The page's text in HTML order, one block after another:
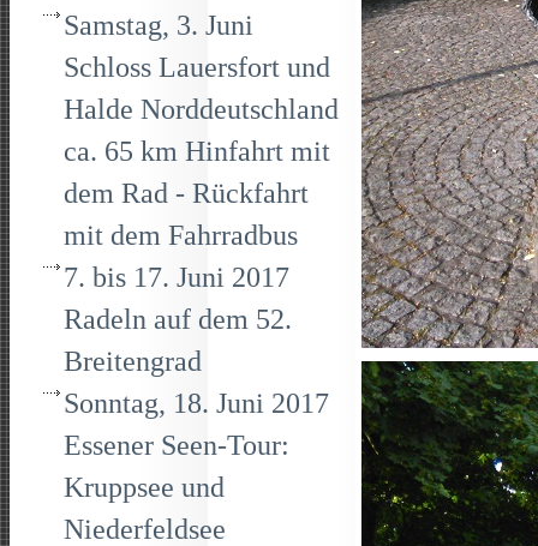
Samstag, 3. Juni
Schloss Lauersfort und
Halde Norddeutschland
ca. 65 km Hinfahrt mit
dem Rad - Rückfahrt
mit dem Fahrradbus
7. bis 17. Juni 2017
Radeln auf dem 52.
Breitengrad
Sonntag, 18. Juni 2017
Essener Seen-Tour:
Kruppsee und
Niederfeldsee